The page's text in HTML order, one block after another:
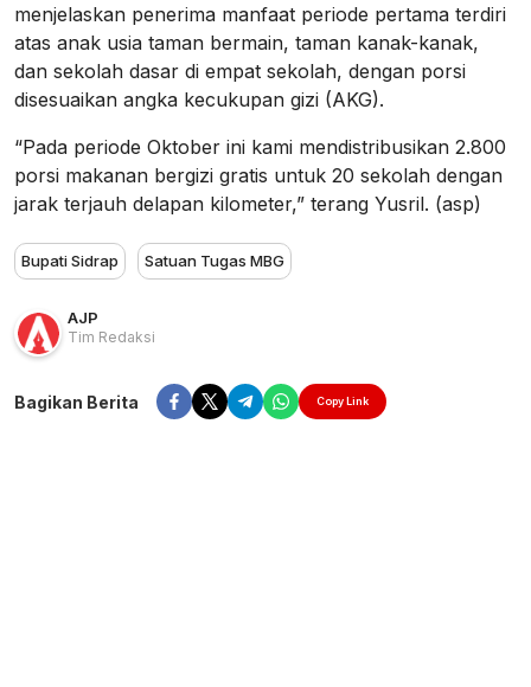
menjelaskan penerima manfaat periode pertama terdiri
atas anak usia taman bermain, taman kanak-kanak,
dan sekolah dasar di empat sekolah, dengan porsi
disesuaikan angka kecukupan gizi (AKG).
“Pada periode Oktober ini kami mendistribusikan 2.800
porsi makanan bergizi gratis untuk 20 sekolah dengan
jarak terjauh delapan kilometer,” terang Yusril. (asp)
Bupati Sidrap Satuan Tugas MBG
AJP
Tim Redaksi
Bagikan Berita Copy Link